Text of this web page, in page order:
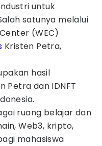
untuk
satunya melalui
(WEC)
Kristen Petra,
hasil
Petra dan IDNFT
ruang belajar dan
Web3, kripto,
mahasiswa